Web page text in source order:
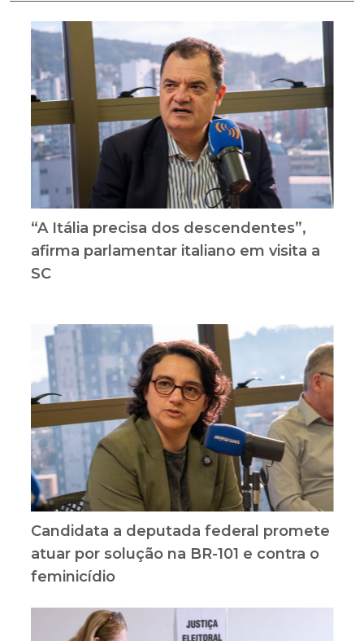
“A Itália precisa dos descendentes”,
afirma parlamentar italiano em visita a
SC
Candidata a deputada federal promete
atuar por solução na BR-101 e contra o
feminicídio